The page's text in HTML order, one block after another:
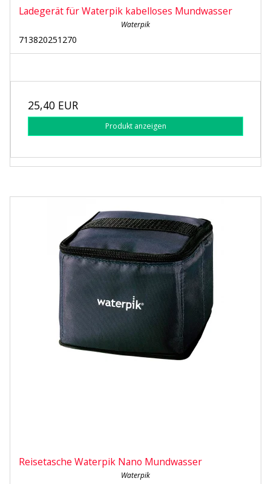
Ladegerät für Waterpik kabelloses Mundwasser
Waterpik
713820251270
25,40 EUR
Produkt anzeigen
Reisetasche Waterpik Nano Mundwasser
Waterpik